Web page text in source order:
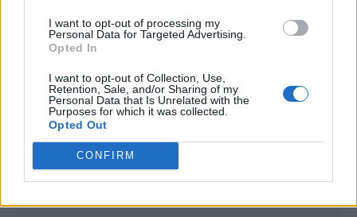
I want to opt-out of processing my
Personal Data for Targeted Advertising.
Opted In
I want to opt-out of Collection, Use,
Retention, Sale, and/or Sharing of my
Personal Data that Is Unrelated with the
Purposes for which it was collected.
Opted Out
CONFIRM